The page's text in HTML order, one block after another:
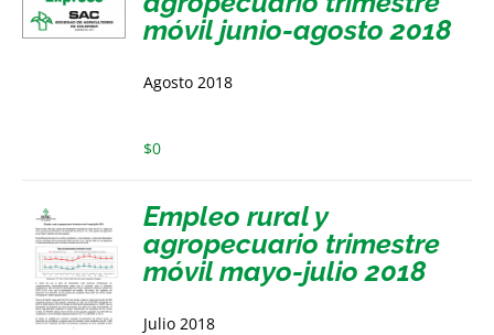
móvil junio-agosto 2018
Agosto 2018
$0
Empleo rural y
agropecuario trimestre
móvil mayo-julio 2018
Julio 2018